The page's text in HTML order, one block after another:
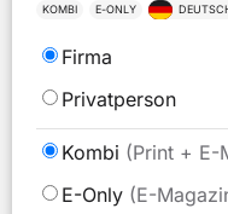
KOMBI E-ONLY
BitteFirma
Privatperson
Bitte
Sie
Kombi (Print + E-
E-Only (E-